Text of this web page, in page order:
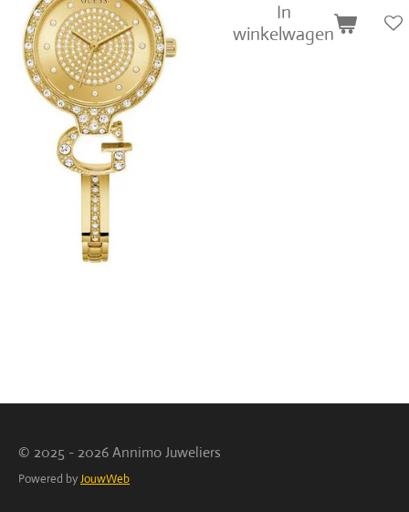
In
winkelwagen
© 2025 - 2026 Annimo Juweliers
Powered byJouwWeb